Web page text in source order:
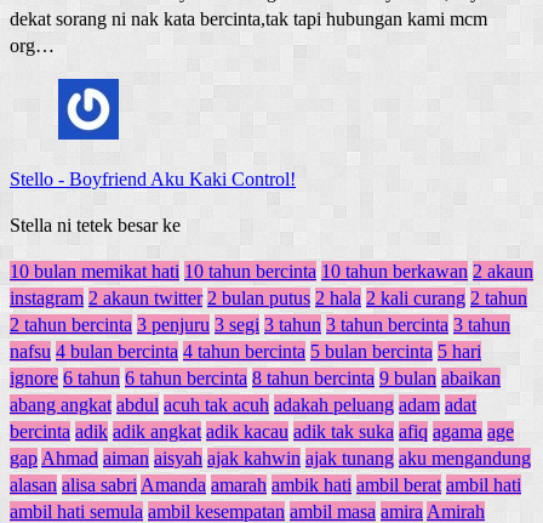
dekat sorang ni nak kata bercinta,tak tapi hubungan kami mcm
org…
Stello - Boyfriend Aku Kaki Control!
Stella ni tetek besar ke
10 bulan memikat hati 10 tahun bercinta 10 tahun berkawan 2 akaun
instagram 2 akaun twitter 2 bulan putus 2 hala 2 kali curang 2 tahun
2 tahun bercinta 3 penjuru 3 segi 3 tahun 3 tahun bercinta 3 tahun
nafsu 4 bulan bercinta 4 tahun bercinta 5 bulan bercinta 5 hari
ignore 6 tahun 6 tahun bercinta 8 tahun bercinta 9 bulan abaikan
abang angkat abdul acuh tak acuh adakah peluang adam adat
bercinta adik adik angkat adik kacau adik tak suka afiq agama age
gap Ahmad aiman aisyah ajak kahwin ajak tunang aku mengandung
alasan alisa sabri Amanda amarah ambik hati ambil berat ambil hati
ambil hati semula ambil kesempatan ambil masa amira Amirah